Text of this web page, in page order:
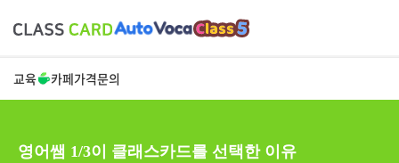
교육 카페가격문의
영어쌤 1/3이 클래스카드를 선택한 이유